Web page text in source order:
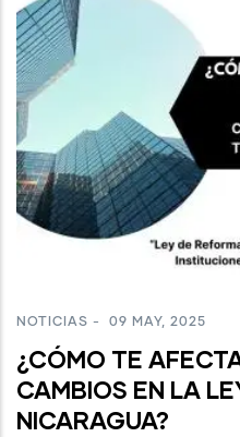
NOTICIAS - 09 MAY, 2025
¿CÓMO TE
CAMBIOS EN LA
NICARAGUA?